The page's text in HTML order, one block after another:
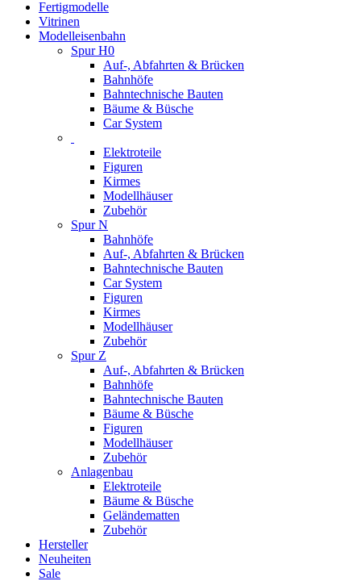
Fertigmodelle
Vitrinen
Modelleisenbahn
Spur H0
Auf-, Abfahrten & Brücken
Bahnhöfe
Bahntechnische Bauten
Bäume & Büsche
Car System
Elektroteile
Figuren
Kirmes
Modellhäuser
Zubehör
Spur N
Bahnhöfe
Auf-, Abfahrten & Brücken
Bahntechnische Bauten
Car System
Figuren
Kirmes
Modellhäuser
Zubehör
Spur Z
Auf-, Abfahrten & Brücken
Bahnhöfe
Bahntechnische Bauten
Bäume & Büsche
Figuren
Modellhäuser
Zubehör
Anlagenbau
Elektroteile
Bäume & Büsche
Geländematten
Zubehör
Hersteller
Neuheiten
Sale